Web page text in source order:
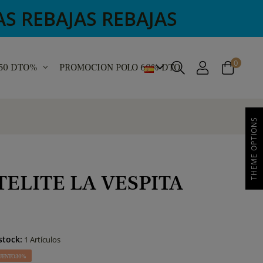
REBAJAS
DTO% PROMOCION POLO 60% DTO 0
LA VESPITA
1 Artículos
30%
THEME OPTIONS